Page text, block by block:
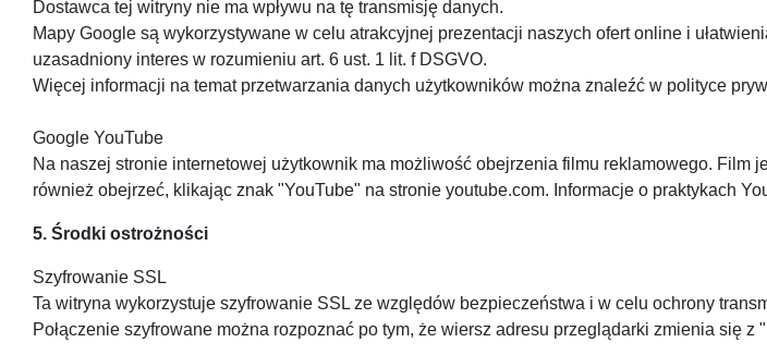
Dostawca tej witryny nie ma wpływu na tę transmisję danych.
Mapy Google są wykorzystywane w celu atrakcyjnej prezentacji naszych ofert online i
uzasadniony interes w rozumieniu art. 6 ust. 1 lit. f DSGVO.
Więcej informacji na temat przetwarzania danych użytkowników można znaleźć w polityce
Google YouTube
Na naszej stronie internetowej użytkownik ma możliwość obejrzenia filmu reklamowego.
również obejrzeć, klikając znak "YouTube" na stronie youtube.com. Informacje o praktykach
5. Środki ostrożności
Szyfrowanie SSL
Ta witryna wykorzystuje szyfrowanie SSL ze względów bezpieczeństwa i w celu ochrony
Połączenie szyfrowane można rozpoznać po tym, że wiersz adresu przeglądarki zmienia się